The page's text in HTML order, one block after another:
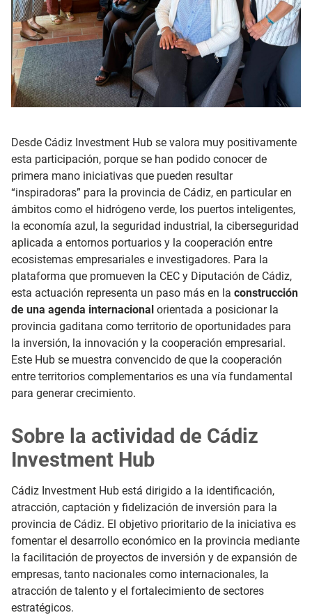
Desde Cádiz Investment Hub se valora muy positivamente
esta participación, porque se han podido conocer de
primera mano iniciativas que pueden resultar
“inspiradoras” para la provincia de Cádiz, en particular en
ámbitos como el hidrógeno verde, los puertos inteligentes,
la economía azul, la seguridad industrial, la ciberseguridad
aplicada a entornos portuarios y la cooperación entre
ecosistemas empresariales e investigadores. Para la
plataforma que promueven la CEC y Diputación de Cádiz,
esta actuación representa un paso más en la construcción
de una agenda internacional orientada a posicionar la
provincia gaditana como territorio de oportunidades para
la inversión, la innovación y la cooperación empresarial.
Este Hub se muestra convencido de que la cooperación
entre territorios complementarios es una vía fundamental
para generar crecimiento.
Sobre la actividad de Cádiz
Investment Hub
Cádiz Investment Hub está dirigido a la identificación,
atracción, captación y fidelización de inversión para la
provincia de Cádiz. El objetivo prioritario de la iniciativa es
fomentar el desarrollo económico en la provincia mediante
la facilitación de proyectos de inversión y de expansión de
empresas, tanto nacionales como internacionales, la
atracción de talento y el fortalecimiento de sectores
estratégicos.